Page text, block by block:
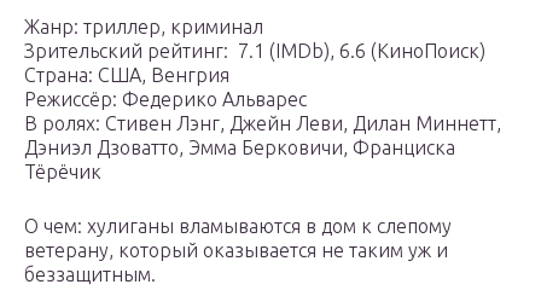
Жанр: триллер, криминал
Зрительский рейтинг: ️ 7.1 (IMDb), 6.6 (КиноПоиск)
Страна: США, Венгрия
Режиссёр: Федерико Альварес
В ролях: Стивен Лэнг, Джейн Леви, Дилан Миннетт,
Дэниэл Дзоватто, Эмма Берковичи, Франциска
Тёрёчик
О чем: хулиганы вламываются в дом к слепому
ветерану, который оказывается не таким уж и
беззащитным.